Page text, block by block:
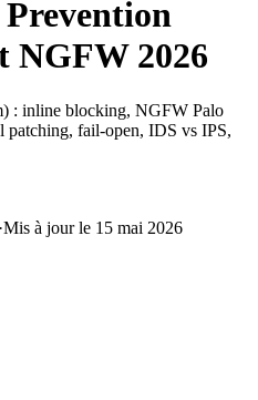
NGFW 2026
: inline blocking, NGFW Palo
fail-open, IDS vs IPS,
·Mis à jour le 15 mai 2026